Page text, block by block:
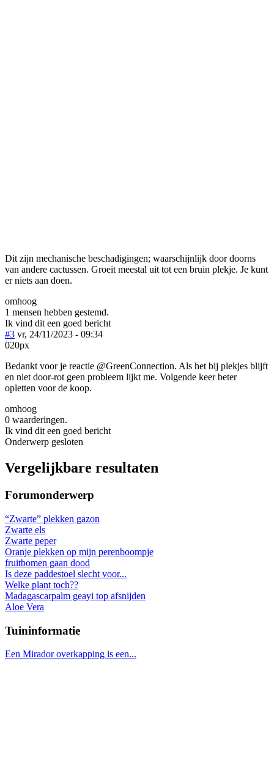
Dit zijn mechanische beschadigingen; waarschijnlijk door doorns
van andere cactussen. Groeit meestal uit tot een bruin plekje. Je kunt
er niets aan doen.
omhoog
1 mensen hebben gestemd.
Ik vind dit een goed bericht
#3 vr, 24/11/2023 - 09:34
020px
Bedankt voor je reactie @GreenConnection. Als het bij plekjes blijft
en niet door-rot geen probleem lijkt me. Volgende keer beter
opletten voor de koop.
omhoog
0 waarderingen.
Ik vind dit een goed bericht
Onderwerp gesloten
Vergelijkbare resultaten
Forumonderwerp
“Zwarte” plekken gazon
Zwarte els
Zwarte peper
Oranje plekken op mijn perenboompje
fruitbomen gaan dood
Is deze paddestoel slecht voor...
Welke plant toch??
Madagascarpalm geayi top afsnijden
Aloe Vera
Tuininformatie
Een Mirador overkapping is een...